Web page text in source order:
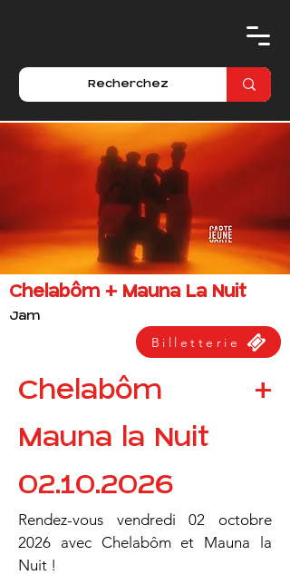
Chelabôm + Mauna La Nuit
Jam
Billetterie
Chelabôm +
Mauna la Nuit
02.10.2026
Rendez-vous vendredi 02 octobre
2026 avec Chelabôm et Mauna la
Nuit !